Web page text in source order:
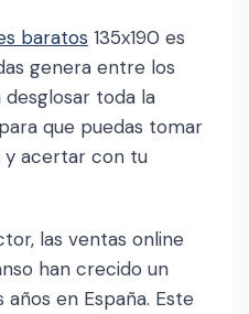
baratos 135x190 es
genera entre los
toda la
que puedas tomar
y acertar con tu
las ventas online
han crecido un
en España. Este